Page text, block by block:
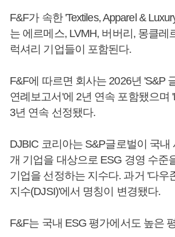
F&F가 속한 'Textiles, Apparel &
는 에르메스, LVMH, 버버리, 몽클레
럭셔리 기업들이 포함된다.
F&F에 따르면 회사는 2026년 'S&P
연례보고서'에 2년 연속 포함됐으며
3년 연속 선정됐다.
DJBIC 코리아는 S&P글로벌이 국내
개 기업을 대상으로 ESG 경영 수준
기업을 선정하는 지수다. 과거 '다우
지수(DJSI)'에서 명칭이 변경됐다.
F&F는 국내 ESG 평가에서도 높은